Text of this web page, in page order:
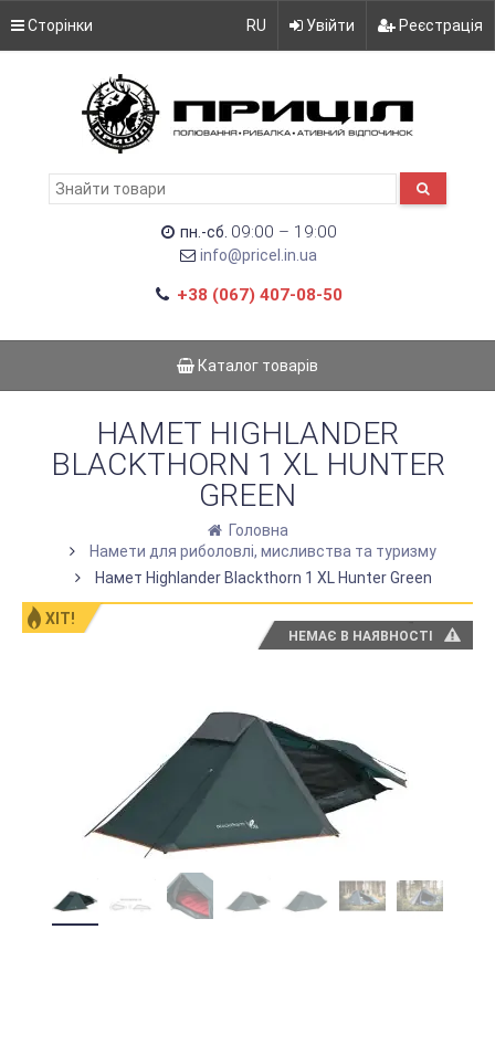
Сторінки RU Увійти Реєстрація
пн.-сб. 09:00 – 19:00
info@pricel.in.ua
+38 (067) 407-08-50
Каталог товарів
НАМЕТ HIGHLANDER
BLACKTHORN 1 XL HUNTER
GREEN
Головна
Намети для риболовлі, мисливства та туризму
Намет Highlander Blackthorn 1 XL Hunter Green
ХІТ!
НЕМАЄ В НАЯВНОСТІ